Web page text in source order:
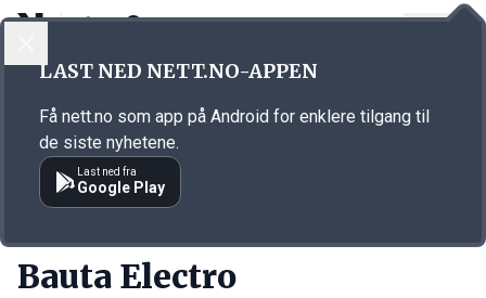
Annonsørinnhold
Bauta Electro
LAST NED NETT.NO-APPEN
Få nett.no som app på Android for enklere tilgang til
de siste nyhetene.
Last ned fra
Google Play